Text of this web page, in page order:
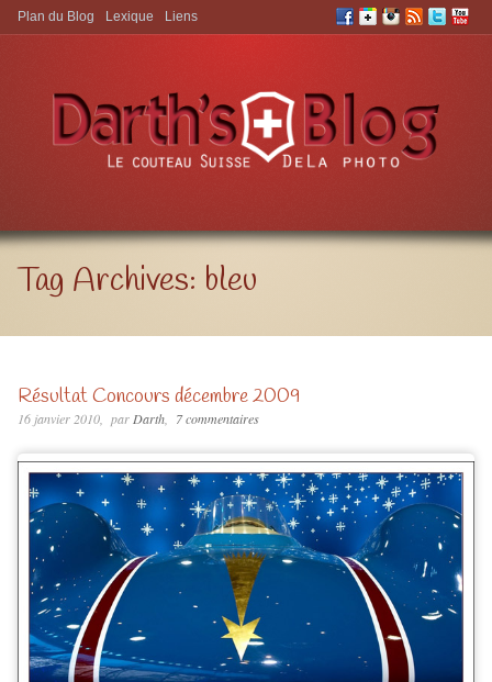
Aller à:
Plan du Blog Lexique Liens
Tag Archives: bleu
Résultat Concours décembre 2009
16 janvier 2010 parDarth 7 commentaires